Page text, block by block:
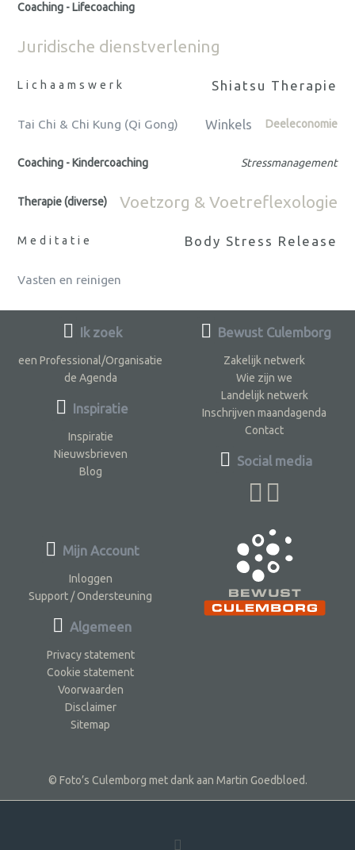
Coaching - Lifecoaching
Juridische dienstverlening
Lichaamswerk Shiatsu Therapie
Tai Chi & Chi Kung (Qi Gong) Winkels Deeleconomie
Coaching - Kindercoaching Stressmanagement
Therapie (diverse) Voetzorg & Voetreflexologie
Meditatie Body Stress Release
Vasten en reinigen
Ik zoek
een Professional/Organisatie
de Agenda
Inspiratie
Inspiratie
Nieuwsbrieven
Blog
Bewust Culemborg
Zakelijk netwerk
Wie zijn we
Landelijk netwerk
Inschrijven maandagenda
Contact
Social media
Mijn Account
Inloggen
Support / Ondersteuning
Algemeen
Privacy statement
Cookie statement
Voorwaarden
Disclaimer
Sitemap
© Foto’s Culemborg met dank aan Martin Goedbloed.